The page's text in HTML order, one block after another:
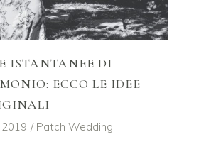
ISTANTANEE DI
ECCO LE IDEE
Patch Wedding